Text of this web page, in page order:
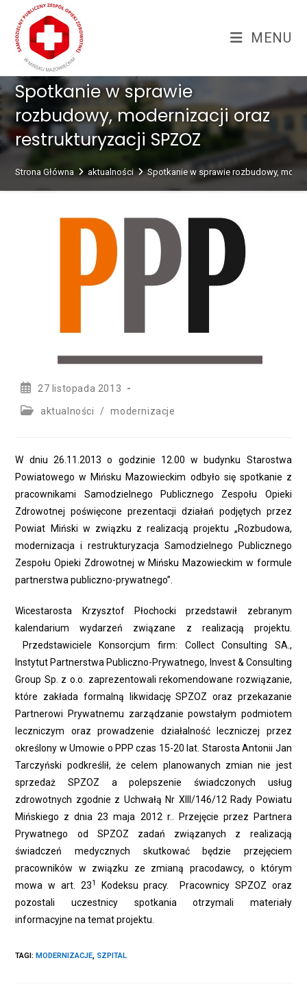
treści
content
MENU
Spotkanie w sprawie
rozbudowy, modernizacji oraz
restrukturyzacji SPZOZ
Strona Główna aktualności Spotkanie w sprawie rozbudowy,
Post27 listopada 2013
Postaktualności / modernizacje
W dniu 26.11.2013 o godzinie 12.00 w budynku Starostwa
Powiatowego w Mińsku Mazowieckim odbyło się spotkanie z
pracownikami Samodzielnego Publicznego Zespołu Opieki
Zdrowotnej poświęcone prezentacji działań podjętych przez
Powiat Miński w związku z realizacją projektu „Rozbudowa,
modernizacja i restrukturyzacja Samodzielnego Publicznego
Zespołu Opieki Zdrowotnej w Mińsku Mazowieckim w formule
partnerstwa publiczno-prywatnego”.
Wicestarosta Krzysztof Płochocki przedstawił zebranym
kalendarium wydarzeń związane z realizacją projektu.
Przedstawiciele Konsorcjum firm: Collect Consulting SA.,
Instytut Partnerstwa Publiczno-Prywatnego, Invest & Consulting
Group Sp. z o.o. zaprezentowali rekomendowane rozwiązanie,
które zakłada formalną likwidację SPZOZ oraz przekazanie
Partnerowi Prywatnemu zarządzanie powstałym podmiotem
leczniczym oraz prowadzenie działalność leczniczej przez
określony w Umowie o PPP czas 15-20 lat. Starosta Antonii Jan
Tarczyński podkreślił, że celem planowanych zmian nie jest
sprzedaż SPZOZ a polepszenie świadczonych usług
zdrowotnych zgodnie z Uchwałą Nr XIII/146/12 Rady Powiatu
Mińskiego z dnia 23 maja 2012 r.. Przejęcie przez Partnera
Prywatnego od SPZOZ zadań związanych z realizacją
świadczeń medycznych skutkować będzie przejęciem
pracowników w związku ze zmianą pracodawcy, o którym
mowa w art. 231
Kodeksu pracy. Pracownicy SPZOZ oraz
pozostali uczestnicy spotkania otrzymali materiały
informacyjne na temat projektu.
TAGI:MODERNIZACJE, SZPITAL